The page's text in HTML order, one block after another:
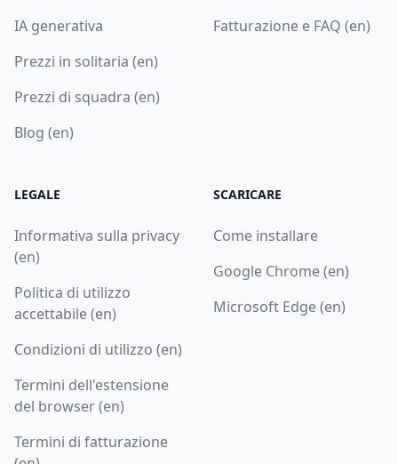
IA generativa
Prezzi in solitaria (en)
Prezzi di squadra (en)
Blog (en)
Fatturazione e FAQ (en)
LEGALE
Informativa sulla privacy
(en)
Politica di utilizzo
accettabile (en)
Condizioni di utilizzo (en)
Termini dell'estensione
del browser (en)
Termini di fatturazione
SCARICARE
Come installare
Google Chrome (en)
Microsoft Edge (en)